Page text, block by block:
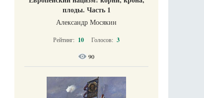
плоды. Часть 1
Александр Мосякин
Рейтинг: 10 Голосов: 3
90